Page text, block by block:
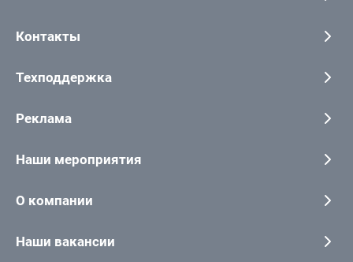
Контакты
Техподдержка
Реклама
Наши мероприятия
О компании
Наши вакансии